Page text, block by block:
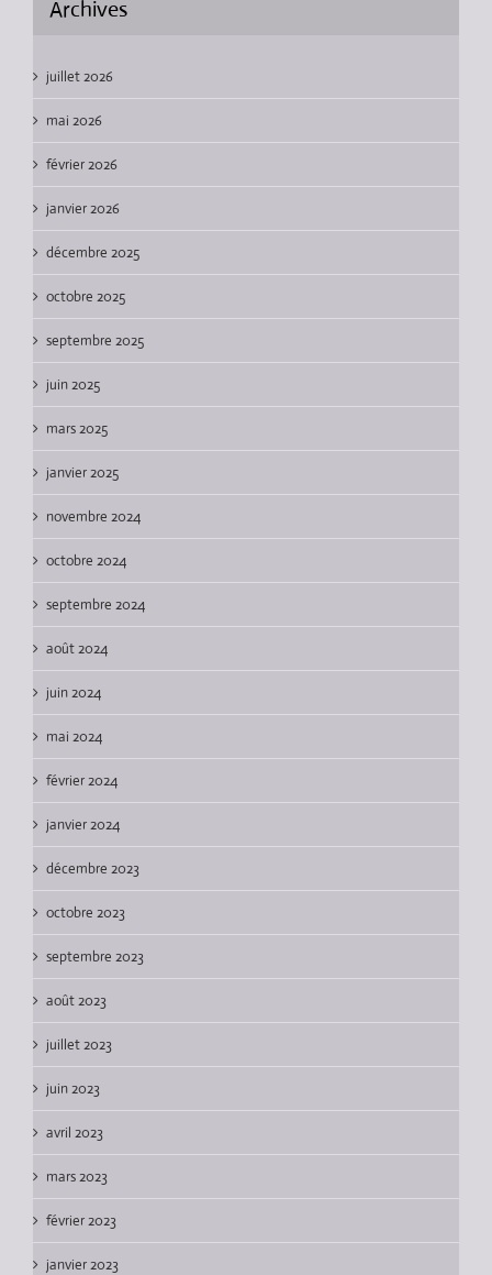
Archives
juillet 2026
mai 2026
février 2026
janvier 2026
décembre 2025
octobre 2025
septembre 2025
juin 2025
mars 2025
janvier 2025
novembre 2024
octobre 2024
septembre 2024
août 2024
juin 2024
mai 2024
février 2024
janvier 2024
décembre 2023
octobre 2023
septembre 2023
août 2023
juillet 2023
juin 2023
avril 2023
mars 2023
février 2023
janvier 2023